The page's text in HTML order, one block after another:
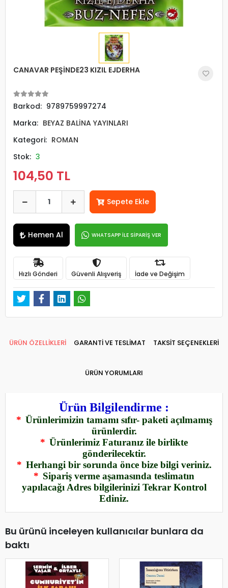
CANAVAR PEŞİNDE23 KIZIL EJDERHA
Barkod: 9789759997274
Marka: BEYAZ BALİNA YAYINLARI
Kategori: ROMAN
Stok: 3
104,50 TL
Sepete Ekle
Hemen Al WHATSAPP İLE SİPARİŞ VER
Hızlı Gönderi Güvenli Alışveriş İade ve Değişim
ÜRÜN ÖZELLİKLERİ GARANTİ VE TESLİMAT TAKSİT SEÇENEKLERİ
ÜRÜN YORUMLARI
Ürün Bilgilendirme :
* Ürünlerimizin tamamı sıfır- paketi açılmamış
ürünlerdir.
* Ürünlerimiz Faturanız ile birlikte
gönderilecektir.
* Herhangi bir sorunda önce bize bilgi veriniz.
* Sipariş verme aşamasında teslimatın
yapılacağı Adres bilgilerinizi Tekrar Kontrol
Ediniz.
Bu ürünü inceleyen kullanıcılar bunlara da
baktı